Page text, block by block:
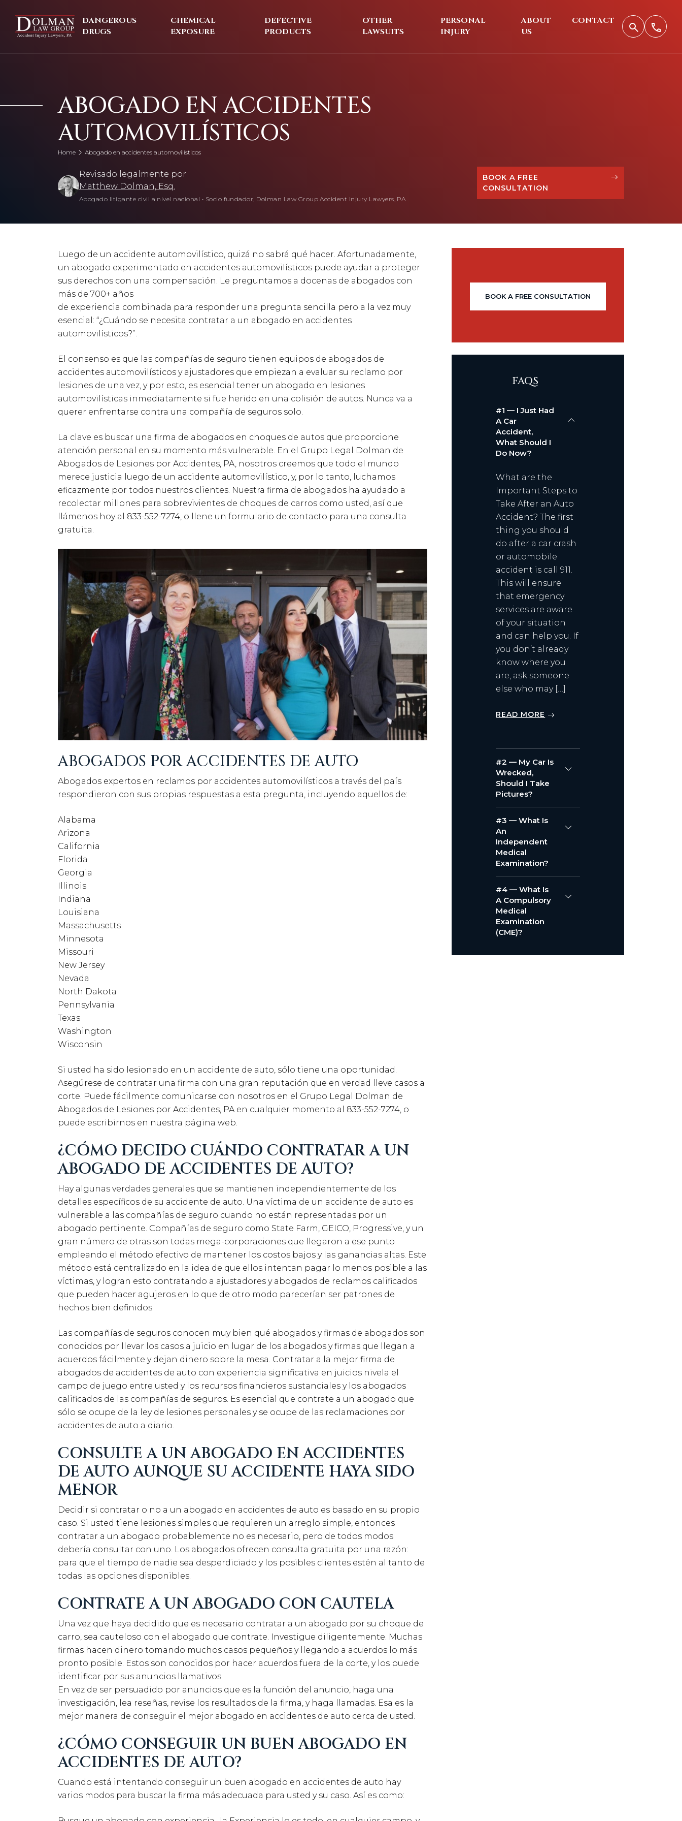
content
DANGEROUS
DRUGS
CHEMICAL
EXPOSURE
DEFECTIVE
PRODUCTS
OTHER
LAWSUITS
PERSONAL
INJURY
ABOUT
US
CONTACT
ABOGADO EN ACCIDENTES
AUTOMOVILÍSTICOS
Home Abogado en accidentes automovilísticos
Revisado legalmente por
Matthew Dolman, Esq.
Abogado litigante civil a nivel nacional • Socio fundador, Dolman Law Group Accident Injury Lawyers, PA
BOOK A FREE
CONSULTATION
Luego de un accidente automovilístico, quizá no sabrá qué hacer. Afortunadamente,
un abogado experimentado en accidentes automovilísticos puede ayudar a proteger
sus derechos con una compensación. Le preguntamos a docenas de abogados con
más de 700+ años
de experiencia combinada para responder una pregunta sencilla pero a la vez muy
esencial: “¿Cuándo se necesita contratar a un abogado en accidentes
automovilísticos?”.
El consenso es que las compañías de seguro tienen equipos de abogados de
accidentes automovilísticos y ajustadores que empiezan a evaluar su reclamo por
lesiones de una vez, y por esto, es esencial tener un abogado en lesiones
automovilísticas inmediatamente si fue herido en una colisión de autos. Nunca va a
querer enfrentarse contra una compañía de seguros solo.
La clave es buscar una firma de abogados en choques de autos que proporcione
atención personal en su momento más vulnerable. En el Grupo Legal Dolman de
Abogados de Lesiones por Accidentes, PA, nosotros creemos que todo el mundo
merece justicia luego de un accidente automovilístico, y, por lo tanto, luchamos
eficazmente por todos nuestros clientes. Nuestra firma de abogados ha ayudado a
recolectar millones para sobrevivientes de choques de carros como usted, así que
llámenos hoy al 833-552-7274, o llene un formulario de contacto para una consulta
gratuita.
ABOGADOS POR ACCIDENTES DE AUTO
Abogados expertos en reclamos por accidentes automovilísticos a través del país
respondieron con sus propias respuestas a esta pregunta, incluyendo aquellos de:
Alabama
Arizona
California
Florida
Georgia
Illinois
Indiana
Louisiana
Massachusetts
Minnesota
Missouri
New Jersey
Nevada
North Dakota
Pennsylvania
Texas
Washington
Wisconsin
Si usted ha sido lesionado en un accidente de auto, sólo tiene una oportunidad.
Asegúrese de contratar una firma con una gran reputación que en verdad lleve casos a
corte. Puede fácilmente comunicarse con nosotros en el Grupo Legal Dolman de
Abogados de Lesiones por Accidentes, PA en cualquier momento al 833-552-7274, o
puede escribirnos en nuestra página web.
¿CÓMO DECIDO CUÁNDO CONTRATAR A UN
ABOGADO DE ACCIDENTES DE AUTO?
Hay algunas verdades generales que se mantienen independientemente de los
detalles específicos de su accidente de auto. Una víctima de un accidente de auto es
vulnerable a las compañías de seguro cuando no están representadas por un
abogado pertinente. Compañías de seguro como State Farm, GEICO, Progressive, y un
gran número de otras son todas mega-corporaciones que llegaron a ese punto
empleando el método efectivo de mantener los costos bajos y las ganancias altas. Este
método está centralizado en la idea de que ellos intentan pagar lo menos posible a las
víctimas, y logran esto contratando a ajustadores y abogados de reclamos calificados
que pueden hacer agujeros en lo que de otro modo parecerían ser patrones de
hechos bien definidos.
Las compañías de seguros conocen muy bien qué abogados y firmas de abogados son
conocidos por llevar los casos a juicio en lugar de los abogados y firmas que llegan a
acuerdos fácilmente y dejan dinero sobre la mesa. Contratar a la mejor firma de
abogados de accidentes de auto con experiencia significativa en juicios nivela el
campo de juego entre usted y los recursos financieros sustanciales y los abogados
calificados de las compañías de seguros. Es esencial que contrate a un abogado que
sólo se ocupe de la ley de lesiones personales y se ocupe de las reclamaciones por
accidentes de auto a diario.
CONSULTE A UN ABOGADO EN ACCIDENTES
DE AUTO AUNQUE SU ACCIDENTE HAYA SIDO
MENOR
Decidir si contratar o no a un abogado en accidentes de auto es basado en su propio
caso. Si usted tiene lesiones simples que requieren un arreglo simple, entonces
contratar a un abogado probablemente no es necesario, pero de todos modos
debería consultar con uno. Los abogados ofrecen consulta gratuita por una razón:
para que el tiempo de nadie sea desperdiciado y los posibles clientes estén al tanto de
todas las opciones disponibles.
CONTRATE A UN ABOGADO CON CAUTELA
Una vez que haya decidido que es necesario contratar a un abogado por su choque de
carro, sea cauteloso con el abogado que contrate. Investigue diligentemente. Muchas
firmas hacen dinero tomando muchos casos pequeños y llegando a acuerdos lo más
pronto posible. Estos son conocidos por hacer acuerdos fuera de la corte, y los puede
identificar por sus anuncios llamativos.
En vez de ser persuadido por anuncios que es la función del anuncio, haga una
investigación, lea reseñas, revise los resultados de la firma, y haga llamadas. Esa es la
mejor manera de conseguir el mejor abogado en accidentes de auto cerca de usted.
¿CÓMO CONSEGUIR UN BUEN ABOGADO EN
ACCIDENTES DE AUTO?
Cuando está intentando conseguir un buen abogado en accidentes de auto hay
varios modos para buscar la firma más adecuada para usted y su caso. Así es como:
BOOK A FREE CONSULTATION
FAQS
#1 — I Just Had
A Car
Accident,
What Should I
Do Now?
What are the
Important Steps to
Take After an Auto
Accident? The first
thing you should
do after a car crash
or automobile
accident is call 911.
This will ensure
that emergency
services are aware
of your situation
and can help you. If
you don’t already
know where you
are, ask someone
else who may […]
READ MORE
#2 — My Car Is
Wrecked,
Should I Take
Pictures?
#3 — What Is
An
Independent
Medical
Examination?
#4 — What Is
A Compulsory
Medical
Examination
(CME)?